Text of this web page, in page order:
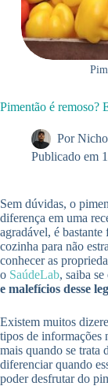
Pimentão é remoso?
Por
Publicado em
Sem dúvidas, o
diferença em uma
agradável, é bastante
cozinha para não
conhecer as
o SaúdeLab, saiba se
e malefícios desse
Existem muitos
tipos de informações
mais quando se trata
diferenciar quando
poder desfrutar do